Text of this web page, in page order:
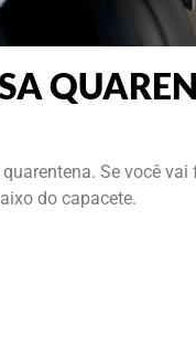
Se você vai
do capacete.